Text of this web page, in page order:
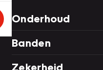
Onderhoud
Banden
Zekerheid